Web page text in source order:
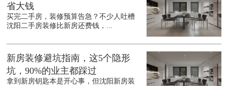
省大钱
买完二手房，装修预算告急？不少人吐槽
沈阳二手房装修比新房还费钱，...
新房装修避坑指南，这5个隐形
坑，90%的业主都踩过
拿到新房钥匙本是开心事，但沈阳新房装